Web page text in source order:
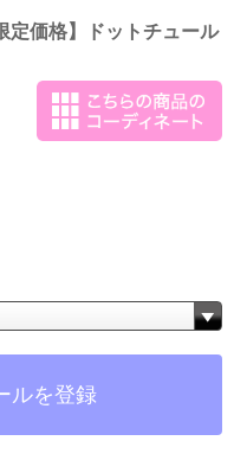
定価格】ドットチュール
ルを登録